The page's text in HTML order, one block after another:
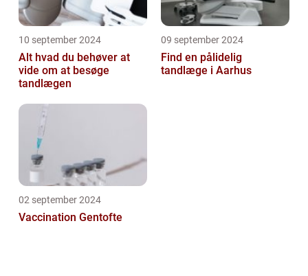
10 september 2024
Alt hvad du behøver at
vide om at besøge
tandlægen
09 september 2024
Find en pålidelig
tandlæge i Aarhus
02 september 2024
Vaccination Gentofte